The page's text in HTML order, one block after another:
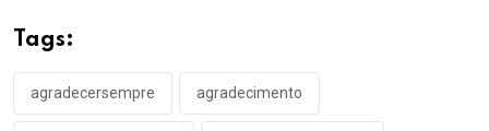
Tags:
agradecersempre agradecimento